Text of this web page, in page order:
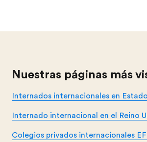
Nuestras páginas más
Internados internacionales en
Internado internacional en el Reino
Colegios privados internacionales